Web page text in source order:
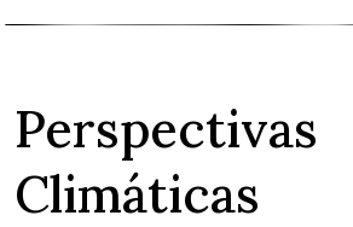
Perspectivas
Climáticas